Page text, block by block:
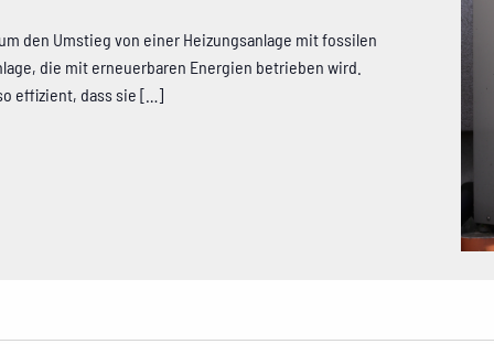
den Umstieg von einer Heizungsanlage mit fossilen
die mit erneuerbaren Energien betrieben wird.
effizient, dass sie […]